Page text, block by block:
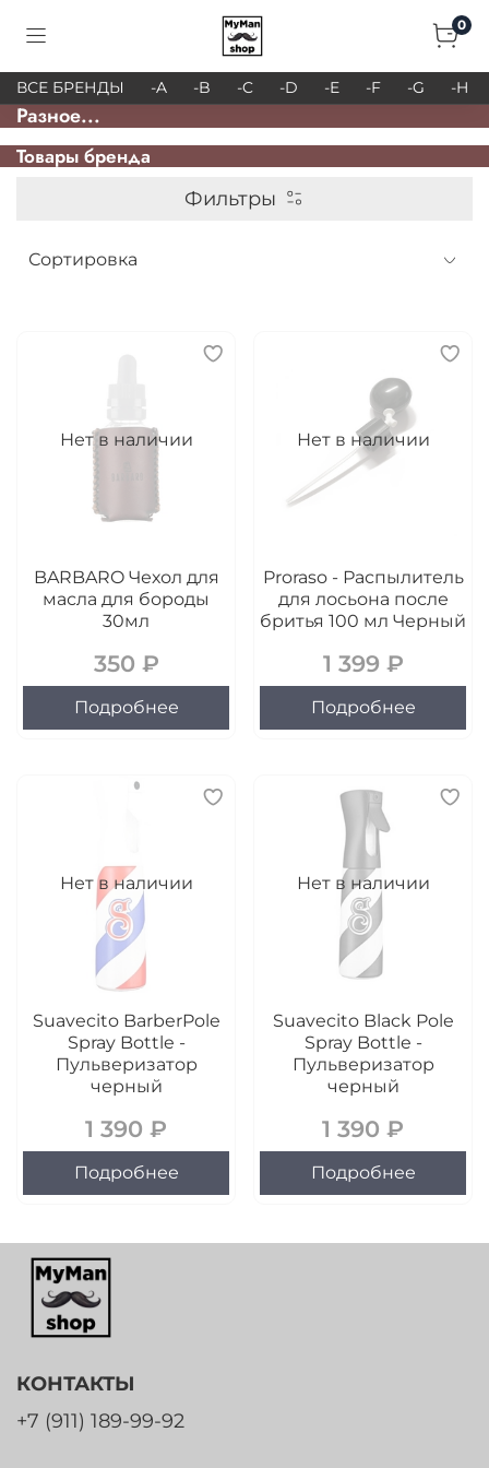
0
ВСЕ БРЕНДЫ -A -B -C -D -E -F -G -H
Разное...
Товары брендa
Фильтры
Нет в наличии
BARBARO Чехол для
масла для бороды
30мл
350 ₽
Подробнее
Нет в наличии
Proraso - Распылитель
для лосьона после
бритья 100 мл Черный
1 399 ₽
Подробнее
Нет в наличии
Suavecito BarberPole
Spray Bottle -
Пульверизатор
черный
1 390 ₽
Подробнее
Нет в наличии
Suavecito Black Pole
Spray Bottle -
Пульверизатор
черный
1 390 ₽
Подробнее
КОНТАКТЫ
+7 (911) 189-99-92